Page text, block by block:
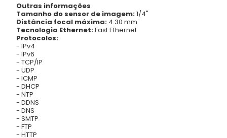
Outras informações
Tamanho do sensor de imagem:1/4"
Distância focal máxima: 4.30 mm
Tecnologia Ethernet:Fast Ethernet
Protocolos:
- IPv4
- IPv6
- TCP/IP
- UDP
- ICMP
- DHCP
- NTP
- DDNS
- DNS
- SMTP
- FTP
- HTTP